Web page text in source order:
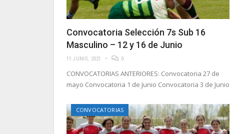
Convocatoria Selección 7s Sub 16
Masculino – 12 y 16 de Junio
11 JUNIO, 2021 0
CONVOCATORIAS ANTERIORES: Convocatoria 27 de
mayo Convocatoria 1 de Junio Convocatoria 3 de Junio
CONVOCATORIAS